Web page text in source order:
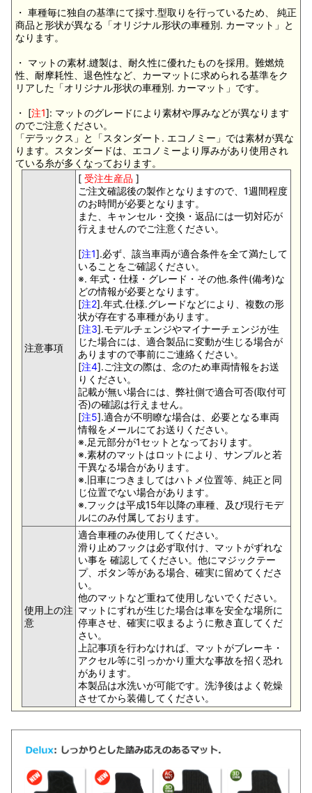
・ 車種毎に独自の基準にて採寸.型取りを行っているため、 純正
商品と形状が異なる「オリジナル形状の車種別. カーマット」と
なります。
・ マットの素材.縫製は、耐久性に優れたものを採用。難燃焼
性、耐摩耗性、退色性など、カーマットに求められる基準をク
リアした「オリジナル形状の車種別. カーマット」です。
・ [注1]: マットのグレードにより素材や厚みなどが異なります
のでご注意ください。
「デラックス」と「スタンダート. エコノミー」では素材が異な
ります。スタンダードは、エコノミーより厚みがあり使用され
ている糸が多くなっております。
注意事項
[ 受注生産品 ]
ご注文確認後の製作となりますので、1週間程度
のお時間が必要となります。
また、キャンセル・交換・返品には一切対応が
行えませんのでご注意ください。
[注1].必ず、該当車両が適合条件を全て満たして
いることをご確認ください。
※. 年式・仕様・グレード・その他.条件(備考)な
どの情報が必要となります。
[注2].年式.仕様.グレードなどにより、複数の形
状が存在する車種があります。
[注3].モデルチェンジやマイナーチェンジが生
じた場合には、適合製品に変動が生じる場合が
ありますので事前にご連絡ください。
[注4].ご注文の際は、念のため車両情報をお送
りください。
記載が無い場合には、弊社側で適合可否(取付可
否)の確認は行えません。
[注5].適合が不明瞭な場合は、必要となる車両
情報をメールにてお送りください。
※.足元部分が1セットとなっております。
※.素材のマットはロットにより、サンプルと若
干異なる場合があります。
※.旧車につきましてはハトメ位置等、純正と同
じ位置でない場合があります。
※.フックは平成15年以降の車種、及び現行モデ
ルにのみ付属しております。
使用上の注
意
適合車種のみ使用してください。
滑り止めフックは必ず取付け、マットがずれな
い事を 確認してください。他にマジックテー
プ、ボタン等がある場合、確実に留めてくださ
い。
他のマットなど重ねて使用しないでください。
マットにずれが生じた場合は車を安全な場所に
停車させ、確実に収まるように敷き直してくだ
さい。
上記事項を行わなければ、マットがブレーキ・
アクセル等に引っかかり重大な事故を招く恐れ
があります。
本製品は水洗いが可能です。洗浄後はよく乾燥
させてから装備してください。